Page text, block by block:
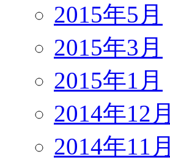
2015年5月
2015年3月
2015年1月
2014年12月
2014年11月